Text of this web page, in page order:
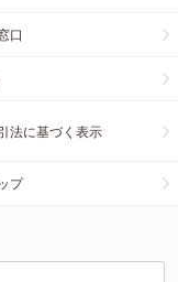
口
法に基づく表示
プ